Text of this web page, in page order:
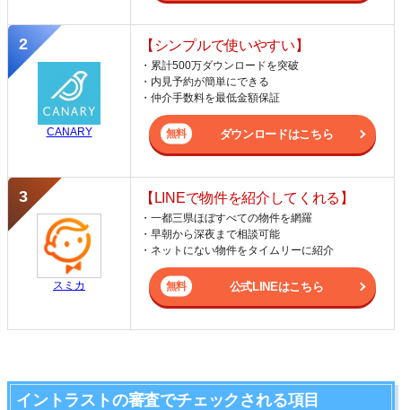
CANARY
【シンプルで使いやすい】
・累計500万ダウンロードを突破
・内見予約が簡単にできる
・仲介手数料を最低金額保証
ダウンロードはこちら
スミカ
【LINEで物件を紹介してくれる】
・一都三県ほぼすべての物件を網羅
・早朝から深夜まで相談可能
・ネットにない物件をタイムリーに紹介
公式LINEはこちら
イントラストの審査でチェックされる項目